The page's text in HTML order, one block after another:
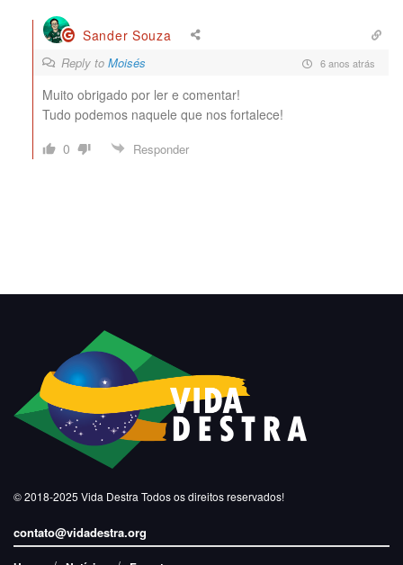
Sander Souza
Reply to Moisés 6 anos atrás
Muito obrigado por ler e comentar!
Tudo podemos naquele que nos fortalece!
0
Responder
© 2018-2025 Vida Destra Todos os direitos reservados!
contato@vidadestra.org